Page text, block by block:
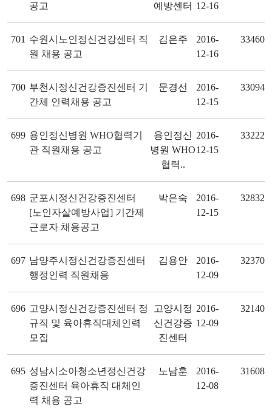
공고
예방센터 12-16
701 수원시노인정신건강센터 직
원 채용 공고
김은주
2016-
12-16
33460
700 부천시정신건강증진센터 기
간체 인력채용 공고
문경선
2016-
12-15
33094
699 용인정신병원 WHO협력기
관 직원채용 공고
용인정신
병원 WHO
협력..
2016-
12-15
33222
698 군포시정신건강증진센터
[노인자살예방사업] 기간제
근로자 채용공고
박은숙
2016-
12-15
32832
697 남양주시정신건강증진센터
행정인력 직원채용
김용안
2016-
12-09
32370
696 고양시정신건강증진센터 정
규직 및 육아휴직대체인력
모집
고양시정
신건강증
진센터
2016-
12-09
32140
695 성남시소아청소년정신건강
증진센터 육아휴직 대체인
력 채용 공고
노남훈
2016-
12-08
31608